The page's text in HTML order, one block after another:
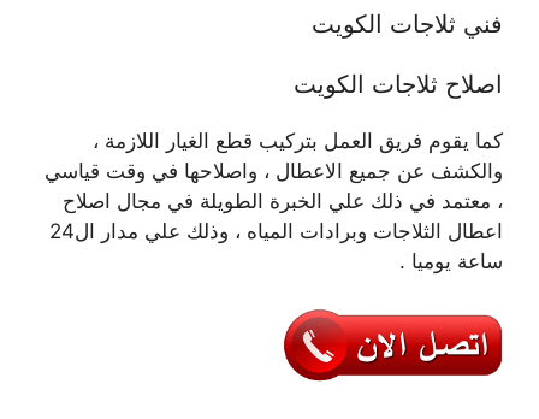
فني ثلاجات الكويت
اصلاح ثلاجات الكويت
كما يقوم فريق العمل بتركيب قطع الغيار اللازمة ،
والكشف عن جميع الاعطال ، واصلاحها في وقت قياسي
، معتمد في ذلك علي الخبرة الطويلة في مجال اصلاح
اعطال الثلاجات وبرادات المياه ، وذلك علي مدار ال24
ساعة يوميا .